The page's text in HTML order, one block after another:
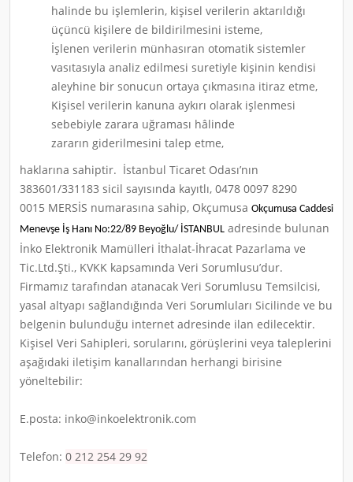
halinde bu işlemlerin, kişisel verilerin aktarıldığı
üçüncü kişilere de bildirilmesini isteme,
İşlenen verilerin münhasıran otomatik sistemler
vasıtasıyla analiz edilmesi suretiyle kişinin kendisi
aleyhine bir sonucun ortaya çıkmasına itiraz etme,
Kişisel verilerin kanuna aykırı olarak işlenmesi
sebebiyle zarara uğraması hâlinde
zararın giderilmesini talep etme,
haklarına sahiptir. İstanbul Ticaret Odası’nın
383601/331183 sicil sayısında kayıtlı, 0478 0097 8290
0015 MERSİS numarasına sahip, Okçumusa Okçumusa Caddesi
Menevşe İş Hanı No:22/89 Beyoğlu/ İSTANBUL adresinde bulunan
İnko Elektronik Mamülleri İthalat-İhracat Pazarlama ve
Tic.Ltd.Şti., KVKK kapsamında Veri Sorumlusu’dur.
Firmamız tarafından atanacak Veri Sorumlusu Temsilcisi,
yasal altyapı sağlandığında Veri Sorumluları Sicilinde ve bu
belgenin bulunduğu internet adresinde ilan edilecektir.
Kişisel Veri Sahipleri, sorularını, görüşlerini veya taleplerini
aşağıdaki iletişim kanallarından herhangi birisine
yöneltebilir:
E.posta: inko@inkoelektronik.com
Telefon: 0 212 254 29 92